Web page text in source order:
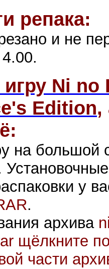
репака:
и не
игру Ni
Edition,
на большой
у
.
архива
щёлкните
части